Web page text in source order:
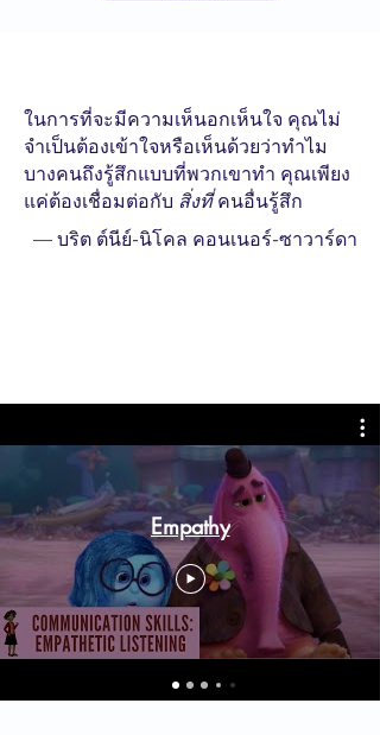
ในการที่จะมีความเห็นอกเห็นใจ คุณไม่
จำเป็นต้องเข้าใจหรือเห็นด้วยว่าทำไม
บางคนถึงรู้สึกแบบที่พวกเขาทำ คุณเพียง
แค่ต้องเชื่อมต่อกับ สิ่งที่คนอื่นรู้สึก
— บริต ต์นีย์-นิโคล คอนเนอร์-ซาวาร์ดา
Empathy